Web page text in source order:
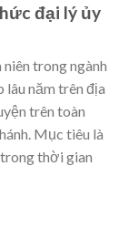
đại lý ủy
trong ngành
lâu năm trên địa
trên toàn
Mục tiêu là
thời gian